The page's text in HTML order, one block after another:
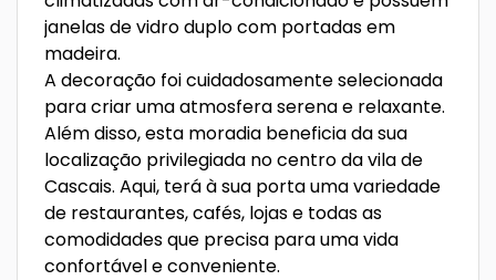
janelas de vidro duplo com portadas em
madeira.
A decoração foi cuidadosamente selecionada
para criar uma atmosfera serena e relaxante.
Além disso, esta moradia beneficia da sua
localização privilegiada no centro da vila de
Cascais. Aqui, terá à sua porta uma variedade
de restaurantes, cafés, lojas e todas as
comodidades que precisa para uma vida
confortável e conveniente.